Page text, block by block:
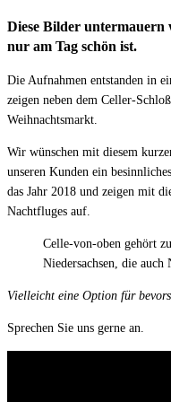
Diese Bilder untermauern
nur am Tag schön ist.
Die Aufnahmen entstanden in
zeigen neben dem Celler-
Weihnachtsmarkt.
Wir wünschen mit diesem
unseren Kunden ein
das Jahr 2018 und zeigen mit
Nachtfluges auf.
Celle-von-oben gehört
Niedersachsen, die
Vielleicht eine Option für
Sprechen Sie uns gerne an.